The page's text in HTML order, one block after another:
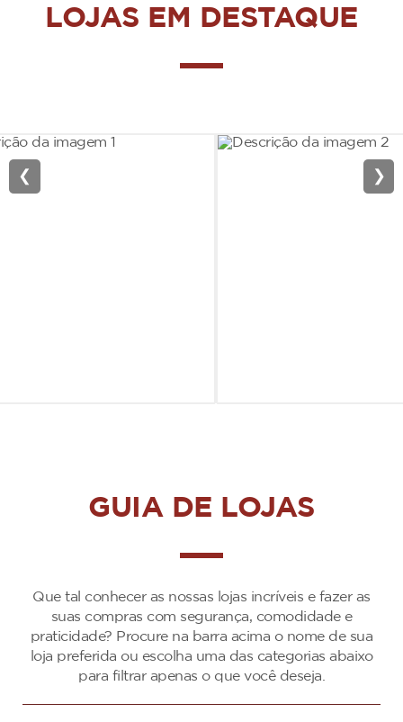
LOJAS EM DESTAQUE
❮ ❯
GUIA DE LOJAS
Que tal conhecer as nossas lojas incríveis e fazer as
suas compras com segurança, comodidade e
praticidade? Procure na barra acima o nome de sua
loja preferida ou escolha uma das categorias abaixo
para filtrar apenas o que você deseja.